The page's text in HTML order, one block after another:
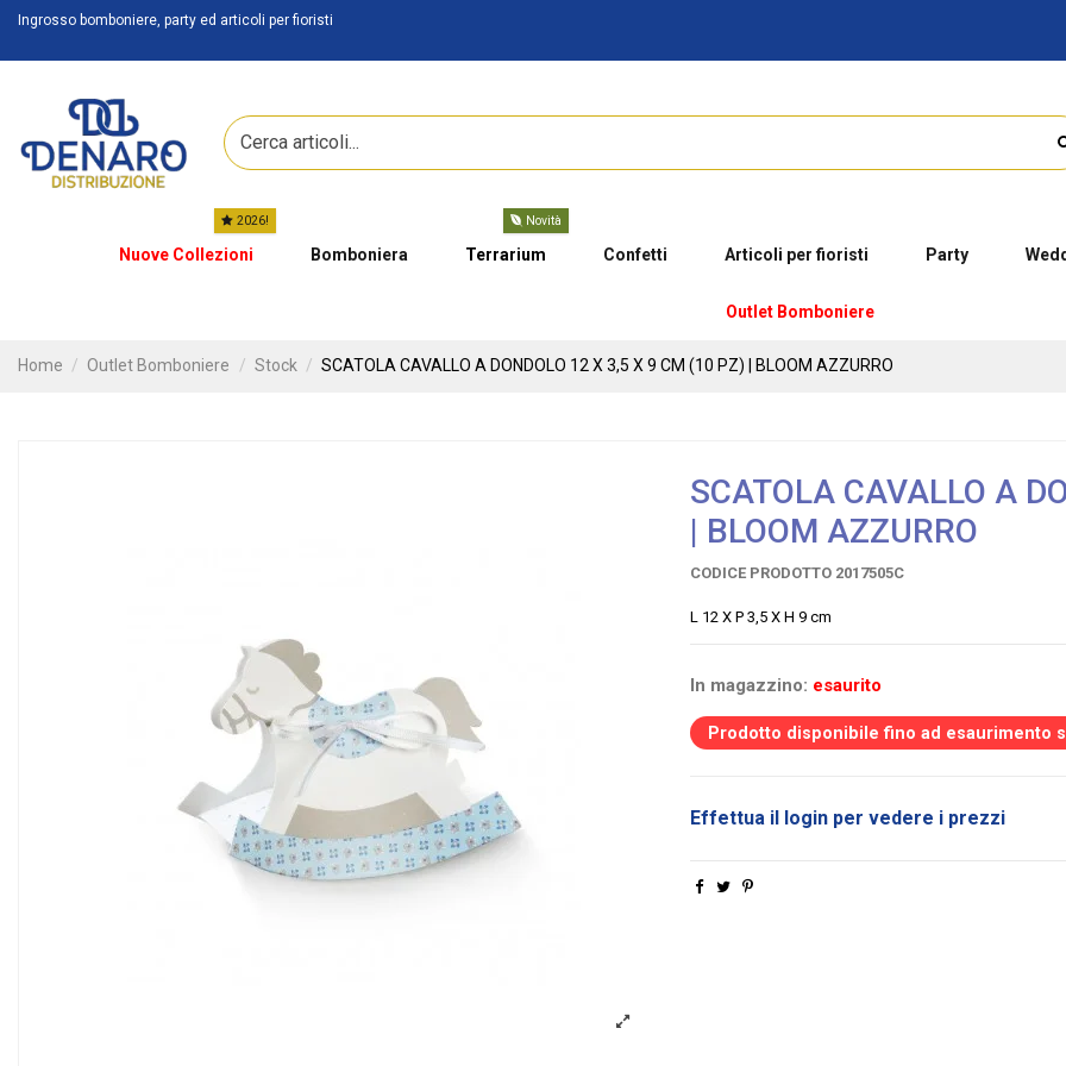
Ingrosso bomboniere, party ed articoli per fioristi
Nuove Collezioni
2026!
Bomboniera Terrarium
Novità
Confetti Articoli per fioristi Party
Outlet Bomboniere
Home Outlet Bomboniere Stock SCATOLA CAVALLO A DONDOLO 12 X 3,5 X 9 CM (10 PZ) | BLOOM AZZURRO
SCATOLA CAVALLO A
| BLOOM AZZURRO
CODICE PRODOTTO 2017505C
L 12 X P 3,5 X H 9 cm
In magazzino: esaurito
Prodotto disponibile fino ad esaurimento
Effettua il login per vedere i prezzi